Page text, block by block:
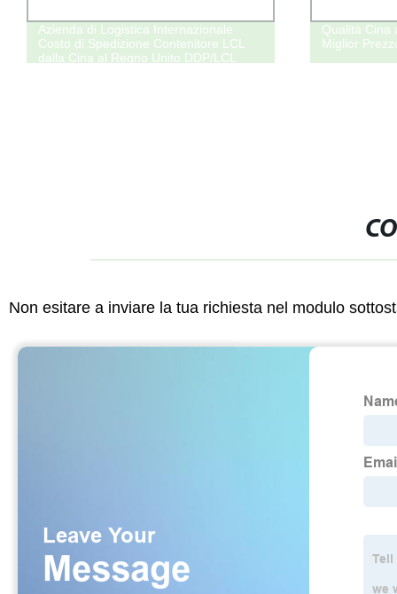
Azienda di Logistica Internazionale
Costo di Spedizione Contenitore LCL
dalla Cina al Regno Unito DDP/LCL
Qualità Cina
Miglior
Non esitare a inviare la tua richiesta nel modulo